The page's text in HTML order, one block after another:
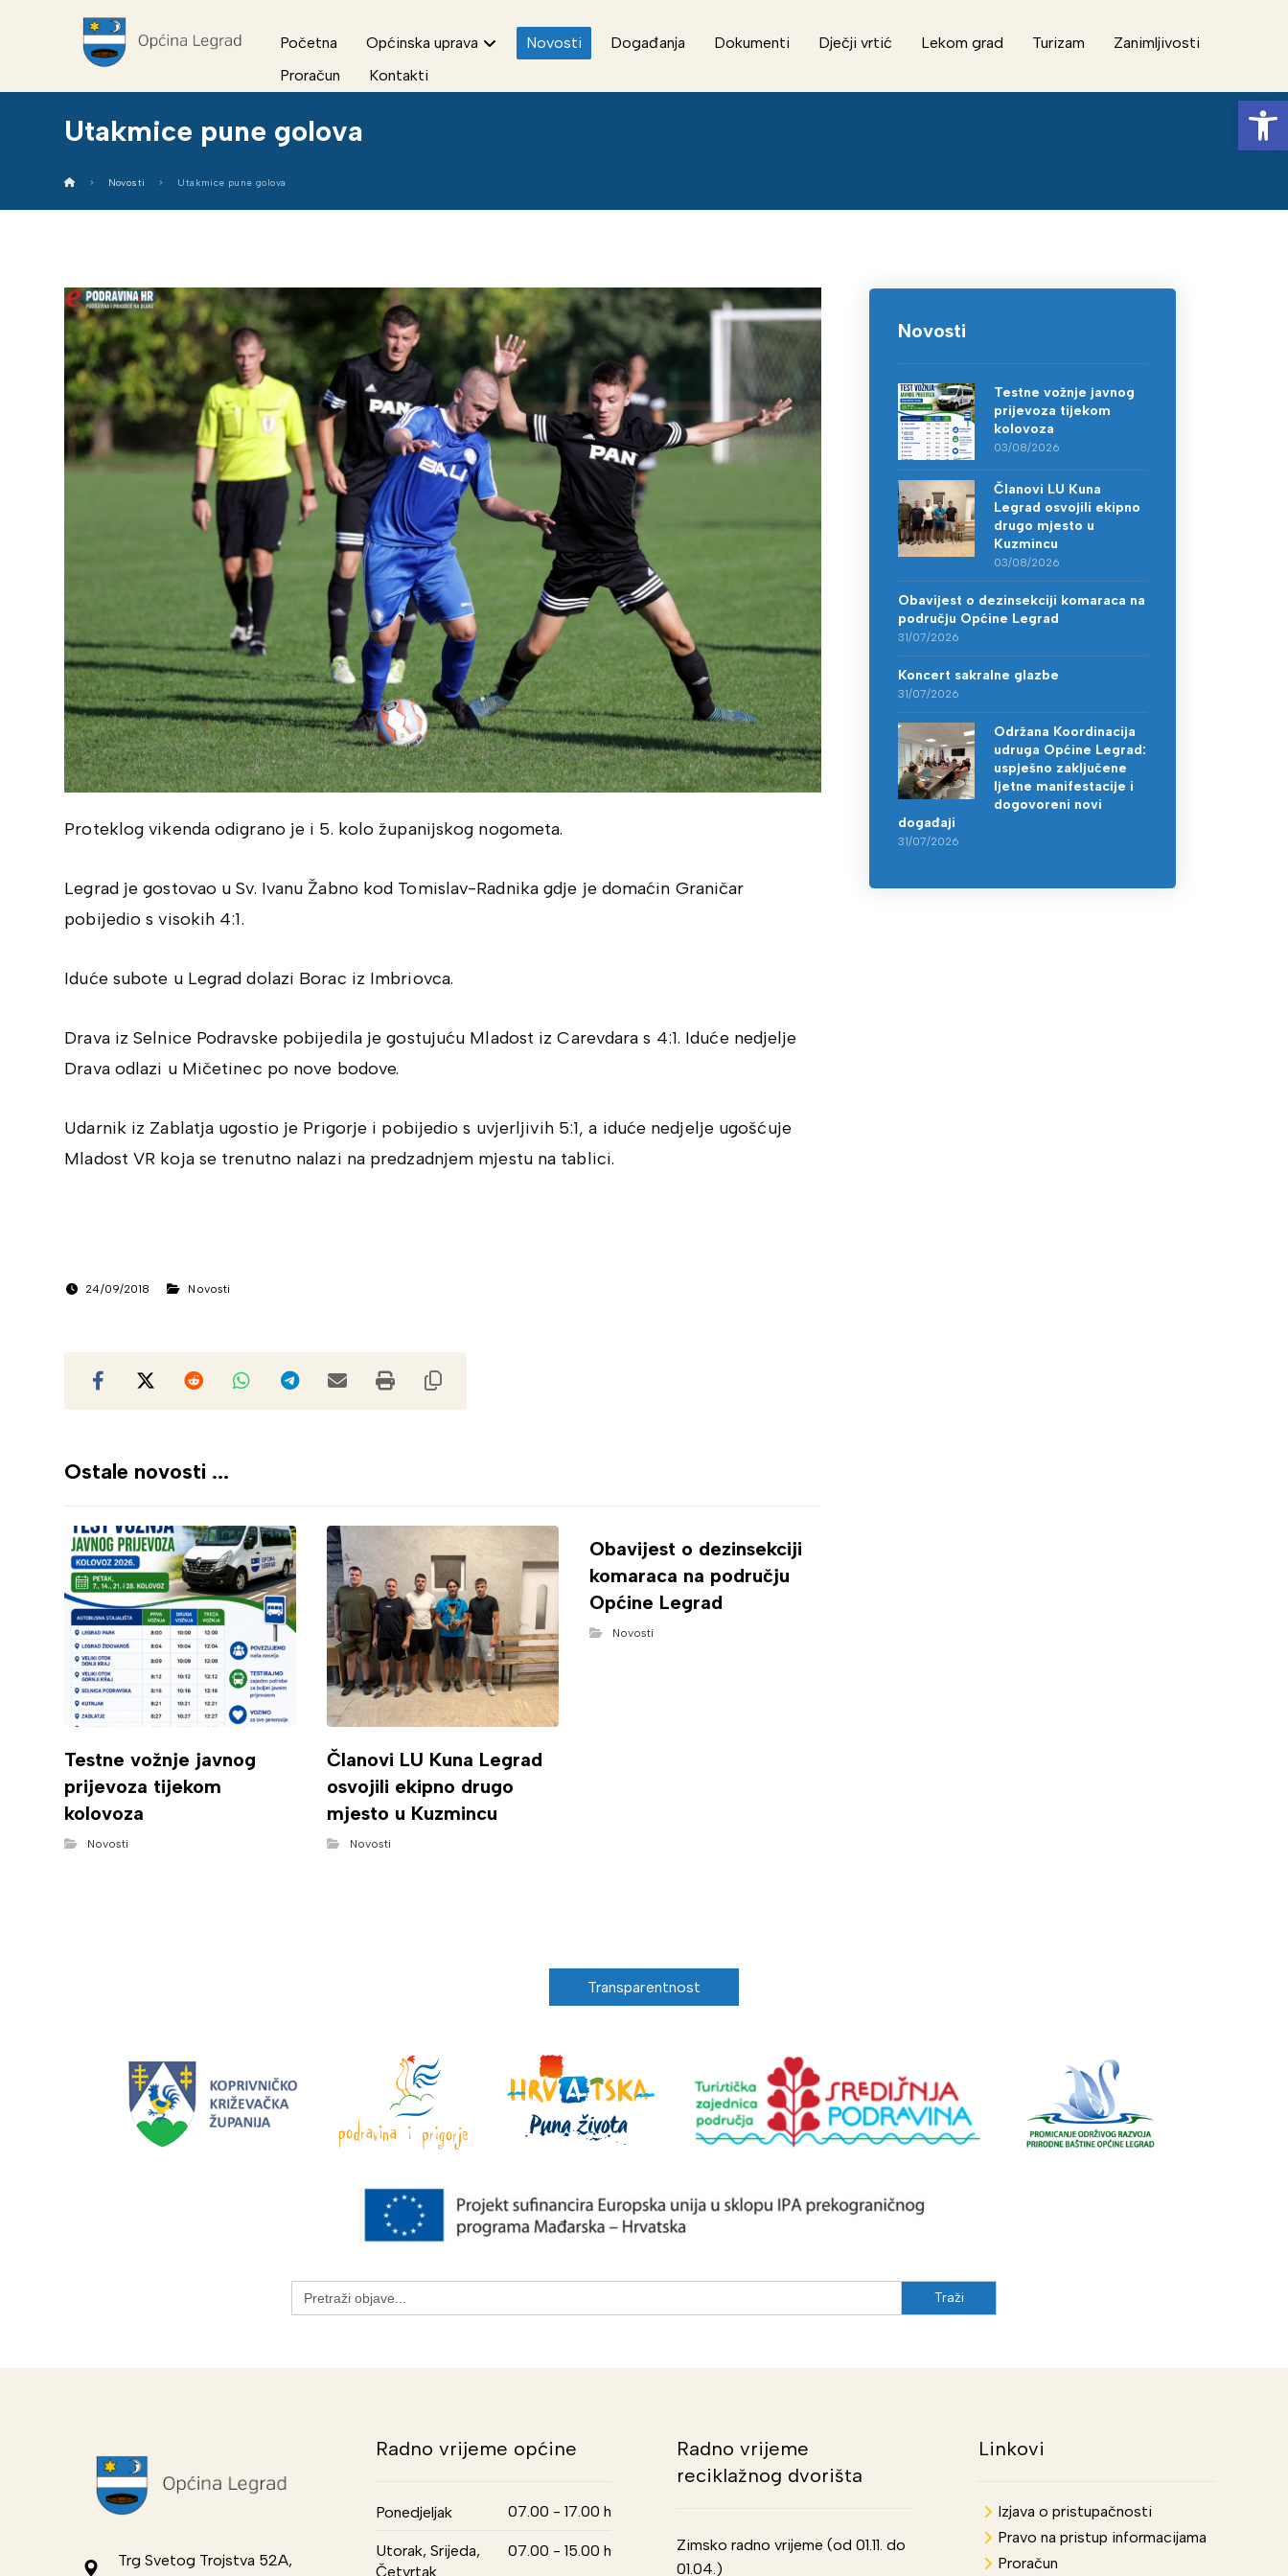
Početna Općinska uprava Novosti Događanja Dokumenti Dječji vrtić Lekom grad Turizam
Zanimljivosti
Proračun
Kontakti
Utakmice pune golova
Novosti Utakmice pune golova
Proteklog vikenda odigrano je i 5. kolo županijskog nogometa.
Legrad je gostovao u Sv. Ivanu Žabno kod Tomislav-Radnika gdje je domaćin Graničar
pobijedio s visokih 4:1.
Iduće subote u Legrad dolazi Borac iz Imbriovca.
Drava iz Selnice Podravske pobijedila je gostujuću Mladost iz Carevdara s 4:1. Iduće nedjelje
Drava odlazi u Mičetinec po nove bodove.
Udarnik iz Zablatja ugostio je Prigorje i pobijedio s uvjerljivih 5:1, a iduće nedjelje ugošćuje
Mladost VR koja se trenutno nalazi na predzadnjem mjestu na tablici.
24/09/2018 Novosti
Ostale novosti ...
Testne vožnje javnog
prijevoza tijekom
kolovoza
Novosti
Članovi LU Kuna Legrad
osvojili ekipno drugo
mjesto u Kuzmincu
Novosti
Obavijest o dezinsekciji
komaraca na području
Općine Legrad
Novosti
Novosti
Testne vožnje javnog
prijevoza tijekom
kolovoza
03/08/2026
Članovi LU Kuna
Legrad osvojili ekipno
drugo mjesto u
Kuzmincu
03/08/2026
Obavijest o dezinsekciji komaraca na
području Općine Legrad
31/07/2026
Koncert sakralne glazbe
31/07/2026
Održana Koordinacija
udruga Općine Legrad:
uspješno zaključene
ljetne manifestacije i
dogovoreni novi
događaji
31/07/2026
Transparentnost
Search
for:
Trg Svetog Trojstva 52A,
Radno vrijeme općine
Ponedjeljak 07.00 - 17.00 h
Utorak, Srijeda,
Četvrtak
07.00 - 15.00 h
Radno vrijeme
reciklažnog dvorišta
Zimsko radno vrijeme (od 01.11. do
01.04.)
Linkovi
Izjava o pristupačnosti
Pravo na pristup informacijama
Proračun